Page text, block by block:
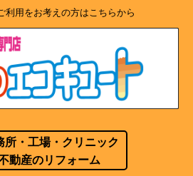
利用をお考えの方はこちらから
所・工場・クリニック
動産のリフォーム